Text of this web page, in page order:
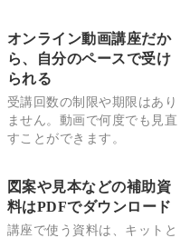
オンライン動画講座だか
ら、自分のペースで受け
られる
受講回数の制限や期限はあり
ません。動画で何度でも見直
すことができます。
図案や見本などの補助資
料はPDFでダウンロード
講座で使う資料は、キットと